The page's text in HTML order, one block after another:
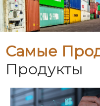
Самые
Продукты